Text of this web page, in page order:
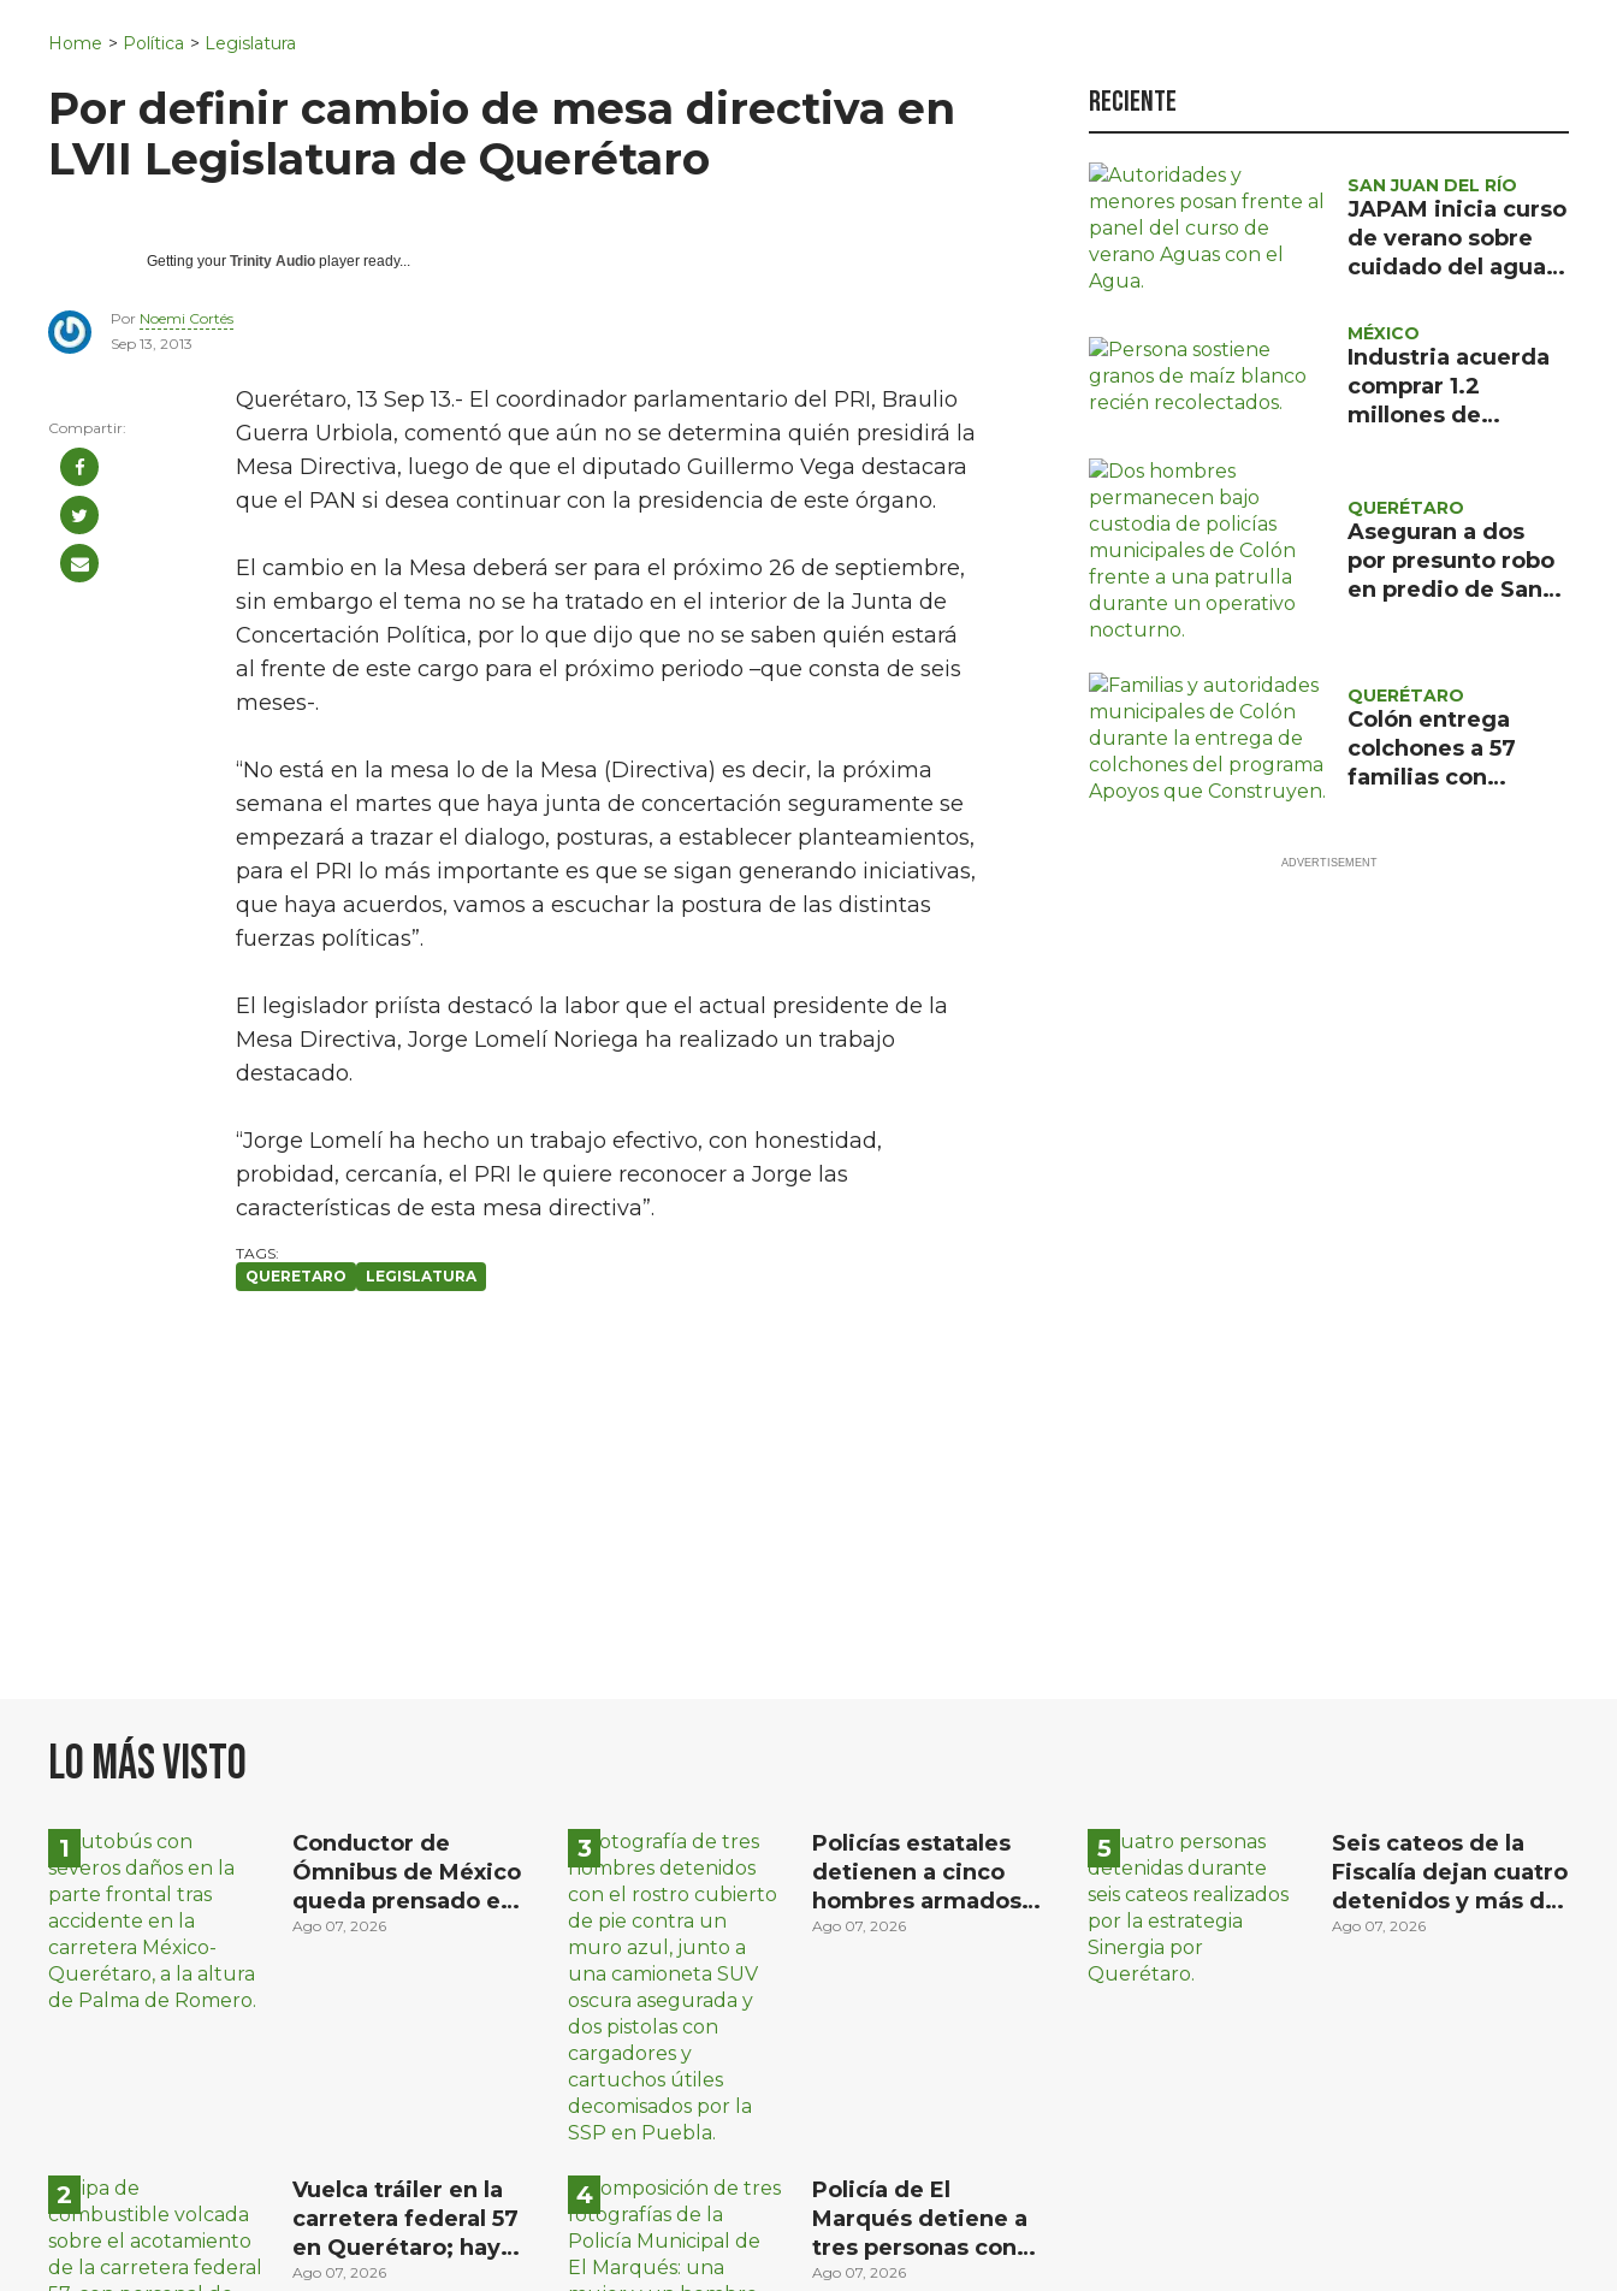
Política
Asuntos Sociales
Home > Política > Legislatura
Por definir cambio de mesa directiva en
LVII Legislatura de Querétaro
Getting your Trinity Audio player ready...
Por Noemi Cortés
Sep 13, 2013
Querétaro, 13 Sep 13.- El coordinador parlamentario del PRI, Braulio
Guerra Urbiola, comentó que aún no se determina quién presidirá la
Mesa Directiva, luego de que el diputado Guillermo Vega destacara
que el PAN si desea continuar con la presidencia de este órgano.
El cambio en la Mesa deberá ser para el próximo 26 de septiembre,
sin embargo el tema no se ha tratado en el interior de la Junta de
Concertación Política, por lo que dijo que no se saben quién estará
al frente de este cargo para el próximo periodo –que consta de seis
meses-.
“No está en la mesa lo de la Mesa (Directiva) es decir, la próxima
semana el martes que haya junta de concertación seguramente se
empezará a trazar el dialogo, posturas, a establecer planteamientos,
para el PRI lo más importante es que se sigan generando iniciativas,
que haya acuerdos, vamos a escuchar la postura de las distintas
fuerzas políticas”.
El legislador priísta destacó la labor que el actual presidente de la
Mesa Directiva, Jorge Lomelí Noriega ha realizado un trabajo
destacado.
“Jorge Lomelí ha hecho un trabajo efectivo, con honestidad,
probidad, cercanía, el PRI le quiere reconocer a Jorge las
características de esta mesa directiva”.
QUERETARO LEGISLATURA
Reciente
SAN JUAN DEL RÍO
JAPAM inicia curso
de verano sobre
cuidado del agua
niños
MÉXICO
Industria acuerda
comprar 1.2
millones de
QUERÉTARO
Aseguran a dos
por presunto robo
en predio de San
QUERÉTARO
Colón entrega
colchones a 57
familias con
Lo más visto
Conductor de
Ómnibus de México
queda prensado en
choque con
Ago 07, 2026
Vuelca tráiler en la
carretera federal 57
en Querétaro; hay
derrame de
Ago 07, 2026
Policías estatales
detienen a cinco
hombres armados
en Puebla capital
Ago 07, 2026
Policía de El
Marqués detiene a
tres personas con
distintos narcóticos
Ago 07, 2026
Seis cateos de la
Fiscalía dejan cuatro
detenidos y más de
mil dosis
Ago 07, 2026